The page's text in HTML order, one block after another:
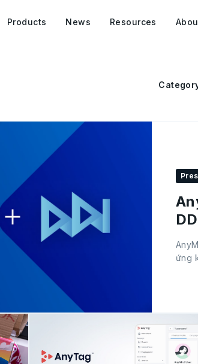
Products News Resources
tại
ứng
vận
giữa